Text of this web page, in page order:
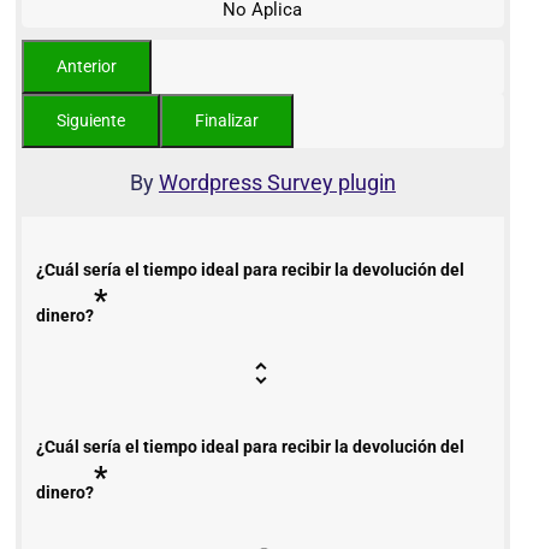
No Aplica
ByWordpress Survey plugin
¿Cuál sería el tiempo ideal para recibir la devolución del
dinero?*
¿Cuál sería el tiempo ideal para recibir la devolución del
dinero?*